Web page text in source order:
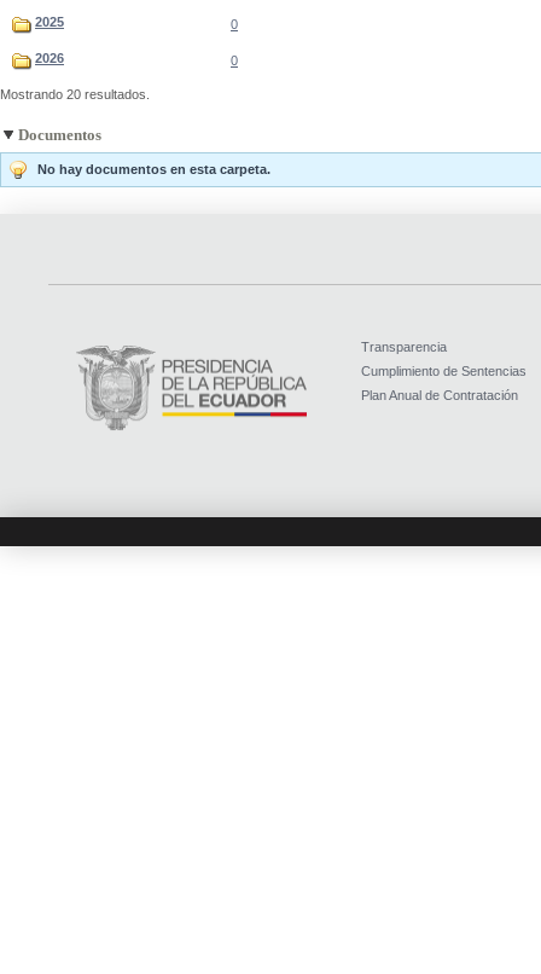
2025 0
2026 0
Mostrando 20 resultados.
Documentos
No hay documentos en esta carpeta.
Transparencia
Cumplimiento de Sentencias
Plan Anual de Contratación